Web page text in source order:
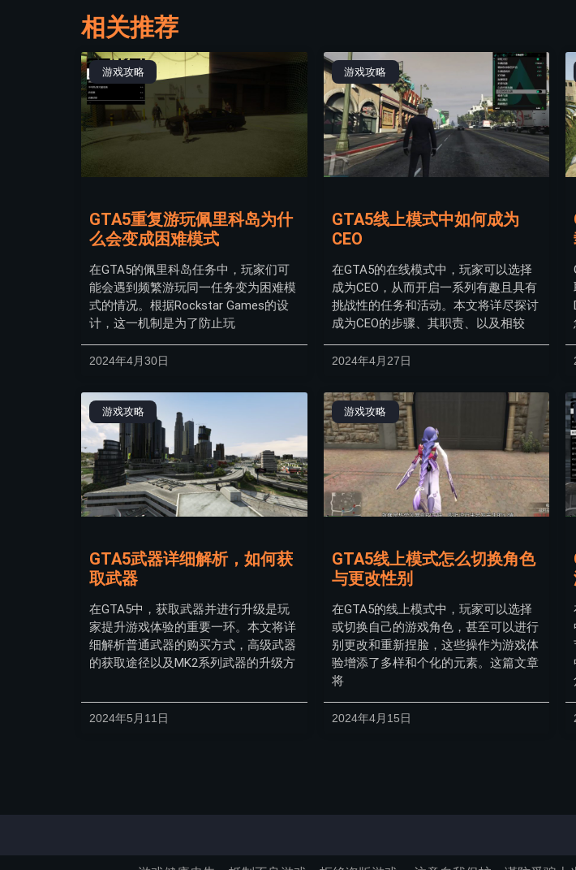
相关推荐
游戏攻略
GTA5重复游玩佩里科岛为什
么会变成困难模式
在GTA5的佩里科岛任务中，玩家们可
能会遇到频繁游玩同一任务变为困难模
式的情况。根据Rockstar Games的设
计，这一机制是为了防止玩
2024年4月30日
游戏攻略
GTA5线上模式中如何成为
CEO
在GTA5的在线模式中，玩家可以选择
成为CEO，从而开启一系列有趣且具有
挑战性的任务和活动。本文将详尽探讨
成为CEO的步骤、其职责、以及相较
2024年4月27日
游戏攻略
GTA5武器详细解析，如何获
取武器
在GTA5中，获取武器并进行升级是玩
家提升游戏体验的重要一环。本文将详
细解析普通武器的购买方式，高级武器
的获取途径以及MK2系列武器的升级方
2024年5月11日
游戏攻略
GTA5线上模式怎么切换角色
与更改性别
在GTA5的线上模式中，玩家可以选择
或切换自己的游戏角色，甚至可以进行
别更改和重新捏脸，这些操作为游戏体
验增添了多样和个化的元素。这篇文章
将
2024年4月15日